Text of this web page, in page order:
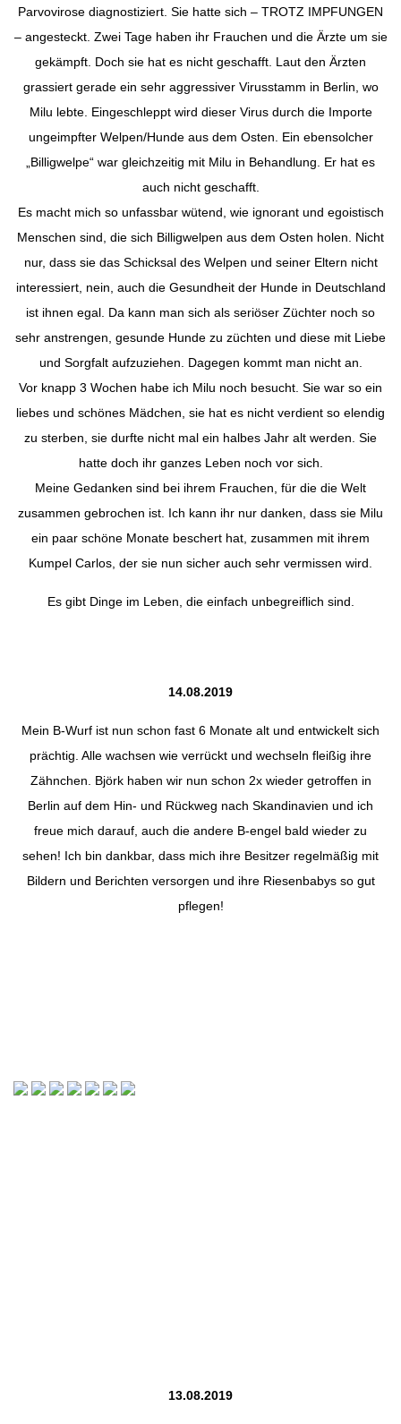
Parvovirose diagnostiziert. Sie hatte sich – TROTZ IMPFUNGEN
– angesteckt. Zwei Tage haben ihr Frauchen und die Ärzte um sie
gekämpft. Doch sie hat es nicht geschafft. Laut den Ärzten
grassiert gerade ein sehr aggressiver Virusstamm in Berlin, wo
Milu lebte. Eingeschleppt wird dieser Virus durch die Importe
ungeimpfter Welpen/Hunde aus dem Osten. Ein ebensolcher
„Billigwelpe“ war gleichzeitig mit Milu in Behandlung. Er hat es
auch nicht geschafft.
Es macht mich so unfassbar wütend, wie ignorant und egoistisch
Menschen sind, die sich Billigwelpen aus dem Osten holen. Nicht
nur, dass sie das Schicksal des Welpen und seiner Eltern nicht
interessiert, nein, auch die Gesundheit der Hunde in Deutschland
ist ihnen egal. Da kann man sich als seriöser Züchter noch so
sehr anstrengen, gesunde Hunde zu züchten und diese mit Liebe
und Sorgfalt aufzuziehen. Dagegen kommt man nicht an.
Vor knapp 3 Wochen habe ich Milu noch besucht. Sie war so ein
liebes und schönes Mädchen, sie hat es nicht verdient so elendig
zu sterben, sie durfte nicht mal ein halbes Jahr alt werden. Sie
hatte doch ihr ganzes Leben noch vor sich.
Meine Gedanken sind bei ihrem Frauchen, für die die Welt
zusammen gebrochen ist. Ich kann ihr nur danken, dass sie Milu
ein paar schöne Monate beschert hat, zusammen mit ihrem
Kumpel Carlos, der sie nun sicher auch sehr vermissen wird.
Es gibt Dinge im Leben, die einfach unbegreiflich sind.
14.08.2019
Mein B-Wurf ist nun schon fast 6 Monate alt und entwickelt sich
prächtig. Alle wachsen wie verrückt und wechseln fleißig ihre
Zähnchen. Björk haben wir nun schon 2x wieder getroffen in
Berlin auf dem Hin- und Rückweg nach Skandinavien und ich
freue mich darauf, auch die andere B-engel bald wieder zu
sehen! Ich bin dankbar, dass mich ihre Besitzer regelmäßig mit
Bildern und Berichten versorgen und ihre Riesenbabys so gut
pflegen!
13.08.2019